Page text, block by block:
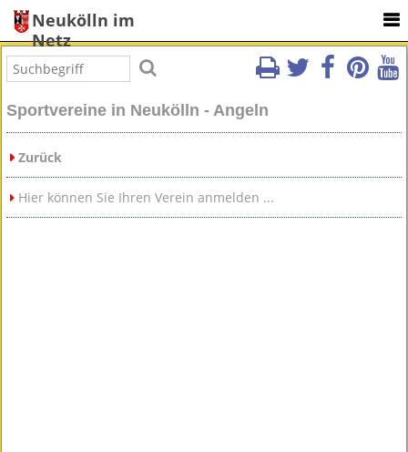
Neukölln im
Netz
Sportvereine in Neukölln - Angeln
Zurück
Hier können Sie Ihren Verein anmelden ...